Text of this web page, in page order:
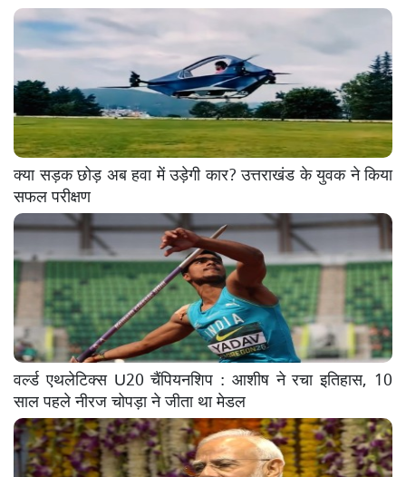
क्या सड़क छोड़ अब हवा में उड़ेगी कार? उत्तराखंड के युवक ने किया
सफल परीक्षण
वर्ल्ड एथलेटिक्स U20 चैंपियनशिप : आशीष ने रचा इतिहास, 10
साल पहले नीरज चोपड़ा ने जीता था मेडल